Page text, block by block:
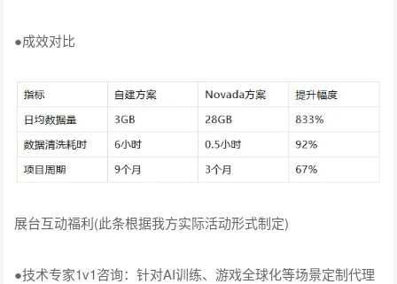
●成效对比
展台互动福利(此条根据我方实际活动形式制定)
●技术专家1v1咨询：针对AI训练、游戏全球化等场景定制代理